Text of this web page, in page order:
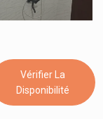
Vérifier La
Disponibilité